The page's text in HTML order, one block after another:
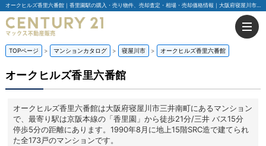
オークヒルズ香里六番館｜香里園駅の購入・売り物件、売却査定・相場・売却価格情報｜大阪府寝屋川市三井南町のマンション情報｜センチュリー21マックス不動産販売
TOPページ マンションカタログ 寝屋川市 オークヒルズ香里六番館
オークヒルズ香里六番館
オークヒルズ香里六番館は大阪府寝屋川市三井南町にあるマンション
で、最寄り駅は京阪本線の「香里園」から徒歩21分/三井 バス15分
停歩5分の距離にあります。1990年8月に地上15階SRC造で建てられ
た全173戸のマンションです。